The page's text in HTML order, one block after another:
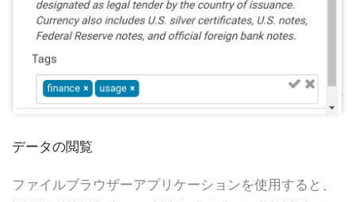
データの閲覧
ファイルブラウザーアプリケーションを使用すると、